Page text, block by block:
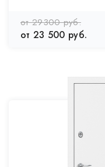
от 29300 руб.
от 23 500 руб.